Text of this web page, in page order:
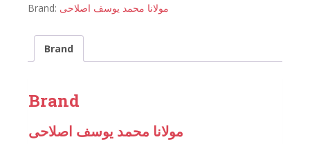
Brand: مولانا محمد یوسف اصلاحی
Brand
Brand
مولانا محمد یوسف اصلاحی